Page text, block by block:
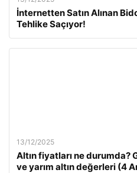
İnternetten Satın Alınan
Tehlike Saçıyor!
13/12/2025
Altın fiyatları ne durumda?
ve yarım altın değerleri (4